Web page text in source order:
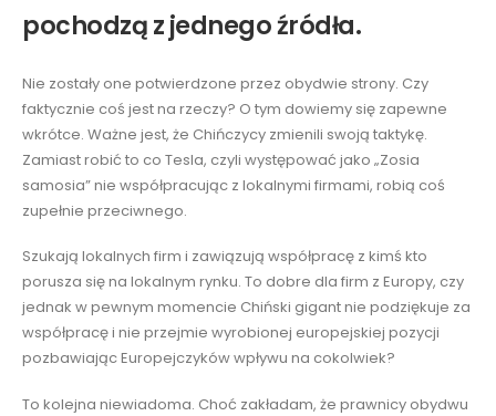
pochodzą z jednego źródła.
Nie zostały one potwierdzone przez obydwie strony. Czy
faktycznie coś jest na rzeczy? O tym dowiemy się zapewne
wkrótce. Ważne jest, że Chińczycy zmienili swoją taktykę.
Zamiast robić to co Tesla, czyli występować jako „Zosia
samosia” nie współpracując z lokalnymi firmami, robią coś
zupełnie przeciwnego.
Szukają lokalnych firm i zawiązują współpracę z kimś kto
porusza się na lokalnym rynku. To dobre dla firm z Europy, czy
jednak w pewnym momencie Chiński gigant nie podziękuje za
współpracę i nie przejmie wyrobionej europejskiej pozycji
pozbawiając Europejczyków wpływu na cokolwiek?
To kolejna niewiadoma. Choć zakładam, że prawnicy obydwu